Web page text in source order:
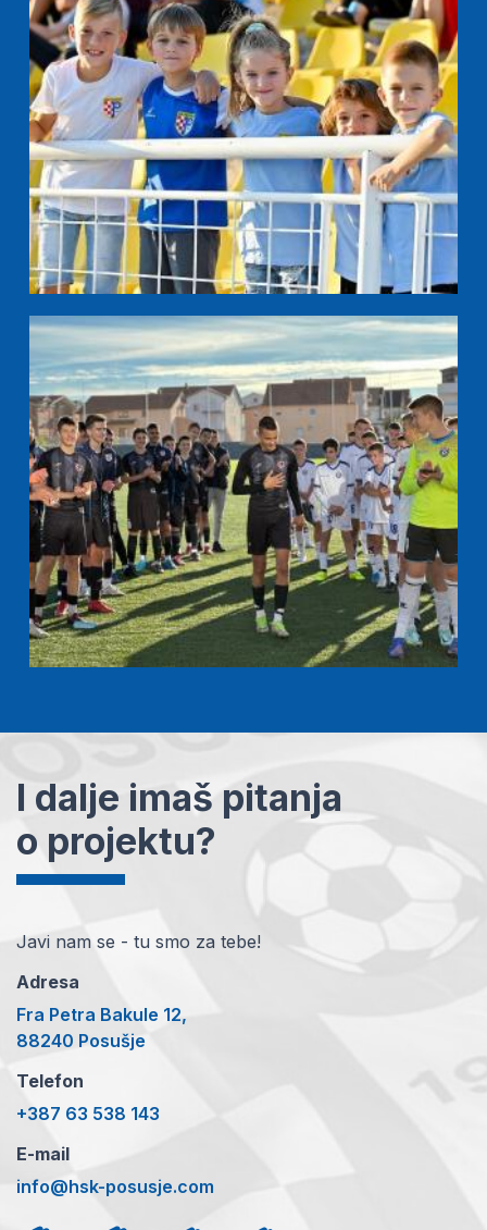
I dalje imaš pitanja
o projektu?
Javi nam se - tu smo za tebe!
Adresa
Fra Petra Bakule 12,
88240 Posušje
Telefon
+387 63 538 143
E-mail
info@hsk-posusje.com